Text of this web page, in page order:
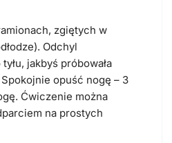
zgiętych w
Odchyl
jakbyś próbowała
Spokojnie opuść nogę – 3
Ćwiczenie można
na prostych